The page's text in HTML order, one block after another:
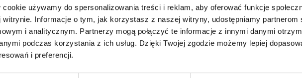
cookie używamy do spersonalizowania treści i reklam, aby oferować funkcje
witrynie. Informacje o tym, jak korzystasz z naszej witryny, udostępniamy partnerom
i analitycznym. Partnerzy mogą połączyć te informacje z innymi danymi
podczas korzystania z ich usług. Dzięki Twojej zgodzie możemy lepiej
i preferencji.